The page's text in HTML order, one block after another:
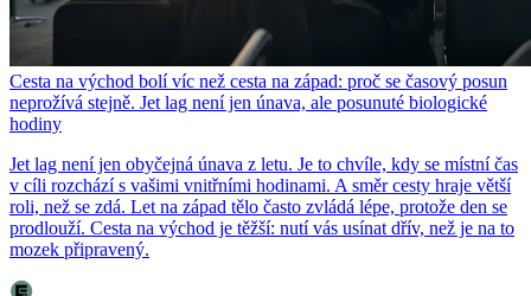
Cesta na východ bolí víc než cesta na západ: proč se časový posun
neprožívá stejně. Jet lag není jen únava, ale posunuté biologické
hodiny
Jet lag není jen obyčejná únava z letu. Je to chvíle, kdy se místní čas
v cíli rozchází s vašimi vnitřními hodinami. A směr cesty hraje větší
roli, než se zdá. Let na západ tělo často zvládá lépe, protože den se
prodlouží. Cesta na východ je těžší: nutí vás usínat dřív, než je na to
mozek připravený.